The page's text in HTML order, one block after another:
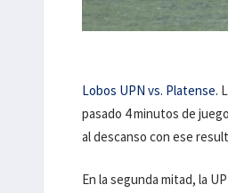
Lobos UPN vs. Platense.
pasado 4 minutos de
al descanso con ese
En la segunda mitad, la